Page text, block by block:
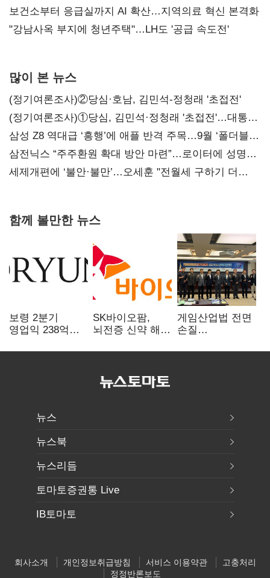
보건소부터 응급실까지 AI 확산…지역의료 혁신 본격화
"강남사옥 부지에 청년주택"…LH도 '공급 속도전'
많이 본 뉴스
(정기여론조사)②당심·호남, 김민석-정청래 '초접전'
(정기여론조사)①당심, 김민석·정청래 '초접전'…대통령
지지도 '50% 아래로'(종합)
삼성 Z8 역대급 ‘흥행’에 애플 반격 주목…9월 ‘폴더블
대전’
삼전닉스 “주주환원 확대 방안 마련”…로이터에 성명
보내
세제개편에 ‘불안·불만’…오세훈 "전월세 구하기 더
함께 볼만한 뉴스
보령 2분기
영업익 238억…
SK바이오팜,
뇌전증 신약 해외
차세대 신약 개발
게임산업법 전면
손질
규제 걷고
뉴스
뉴스북
뉴스리듬
토마토증권통 Live
IB토마토
회사소개 개인정보취급방침 서비스 이용약관
고충처리
정정반론보도